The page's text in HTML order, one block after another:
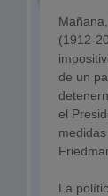
(1912-
de un
el
La